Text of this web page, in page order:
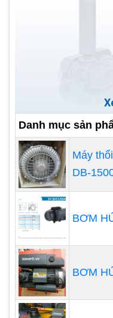
1. Máy thổi khí
Dòng này chuyên
lắp đặt trên cạn.
cho ao hồ nuôi hải
thiết. Khi sử dụng
cạn chúng ta không
chìm. Vì máy đặt
Danh mục sản
Máy
DB-
BƠM
BƠM